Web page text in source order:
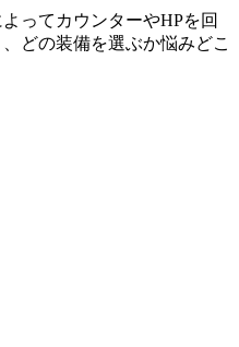
ってカウンターやHPを回
どの装備を選ぶか悩みどこ